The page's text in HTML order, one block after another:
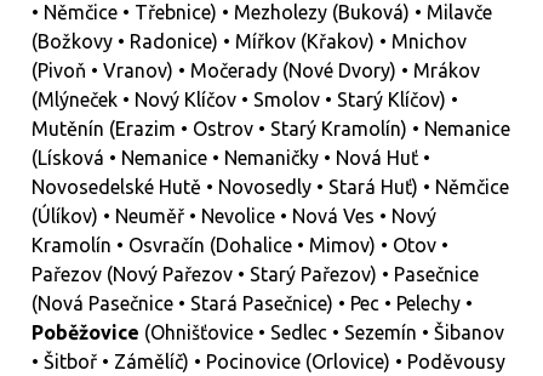
• Němčice • Třebnice) • Mezholezy (Buková) • Milavče
(Božkovy • Radonice) • Mířkov (Křakov) • Mnichov
(Pivoň • Vranov) • Močerady (Nové Dvory) • Mrákov
(Mlýneček • Nový Klíčov • Smolov • Starý Klíčov) •
Mutěnín (Erazim • Ostrov • Starý Kramolín) • Nemanice
(Lísková • Nemanice • Nemaničky • Nová Huť •
Novosedelské Hutě • Novosedly • Stará Huť) • Němčice
(Úlíkov) • Neuměř • Nevolice • Nová Ves • Nový
Kramolín • Osvračín (Dohalice • Mimov) • Otov •
Pařezov (Nový Pařezov • Starý Pařezov) • Pasečnice
(Nová Pasečnice • Stará Pasečnice) • Pec • Pelechy •
Poběžovice (Ohnišťovice • Sedlec • Sezemín • Šibanov
• Šitboř • Zámělíč) • Pocinovice (Orlovice) • Poděvousy